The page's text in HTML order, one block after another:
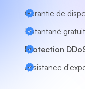
Garantie de
Instantané
Protection
Assistance